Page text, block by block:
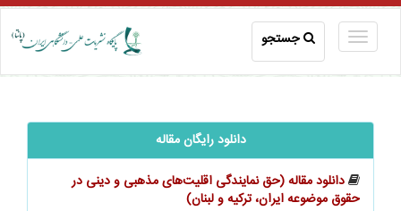
جستجو
دانلود رایگان مقاله
دانلود مقاله (حق نمایندگی اقلیت‌های مذهبی و دینی در
حقوق موضوعه ایران، ترکیه و لبنان)